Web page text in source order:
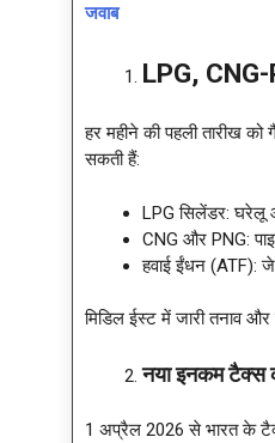
जवाब
LPG,
हर महीने की पहली तारीख
सकती हैं:
LPG सिलेंडर: घरेलू
CNG और PNG:
हवाई ईंधन (ATF):
मिडिल ईस्ट में जारी तनाव
नया इनकम टैक्स
1 अप्रैल 2026 से भारत के